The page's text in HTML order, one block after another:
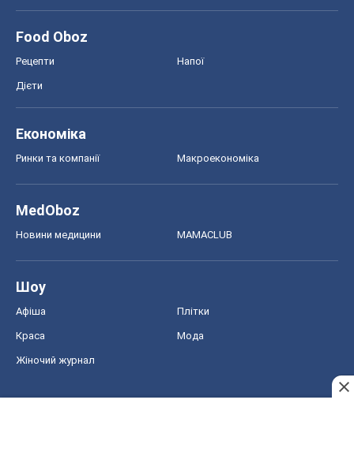
Food Oboz
Рецепти Напої
Дієти
Економіка
Ринки та компанії Макроекономіка
MedOboz
Новини медицини MAMACLUB
Шоу
Афіша Плітки
Краса Мода
Жіночий журнал